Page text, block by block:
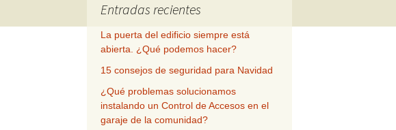
Entradas recientes
La puerta del edificio siempre está
abierta. ¿Qué podemos hacer?
15 consejos de seguridad para Navidad
¿Qué problemas solucionamos
instalando un Control de Accesos en el
garaje de la comunidad?